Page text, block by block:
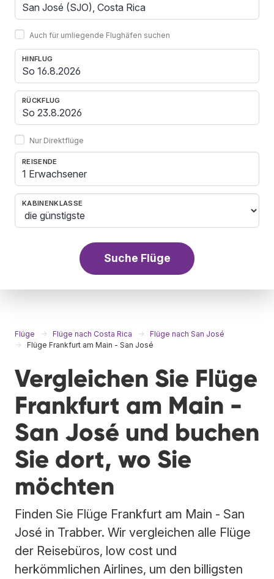
Auch für umliegende Flughäfen suchen
HINFLUG
RÜCKFLUG
Nur Direktflüge
REISENDE
1 Erwachsener
KABINENKLASSE
Suche Flüge
Flüge Flüge nach Costa Rica
Flüge nach San José
Flüge Frankfurt am Main - San José
Vergleichen Sie Flüge
Frankfurt am Main -
San José und buchen
Sie dort, wo Sie
möchten
Finden Sie Flüge Frankfurt am Main - San
José in Trabber. Wir vergleichen alle Flüge
der Reisebüros, low cost und
herkömmlichen Airlines, um den billigsten